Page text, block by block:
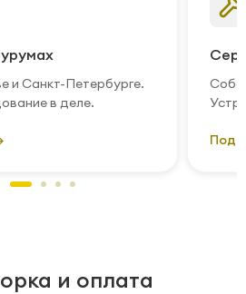
и Санкт-Петербурге.
в деле.
и оплата